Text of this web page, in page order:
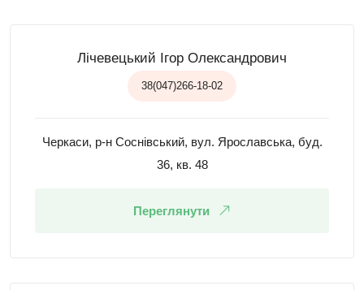
Лічевецький Ігор Олександрович
38(047)266-18-02
Черкаси, р-н Соснівський, вул. Ярославська, буд.
36, кв. 48
Переглянути